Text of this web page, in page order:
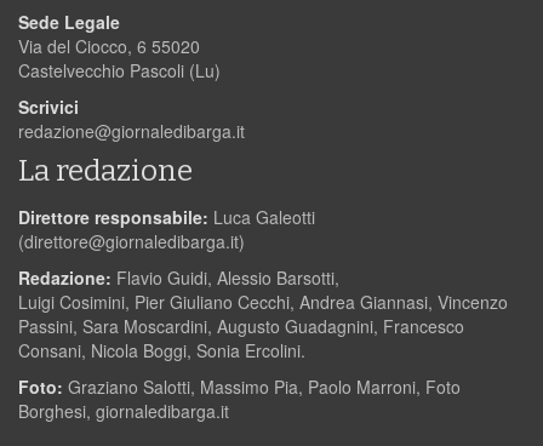
Sede Legale
Via del Ciocco, 6 55020
Castelvecchio Pascoli (Lu)
Scrivici
redazione@giornaledibarga.it
La redazione
Direttore responsabile: Luca Galeotti
(direttore@giornaledibarga.it)
Redazione: Flavio Guidi, Alessio Barsotti,
Luigi Cosimini, Pier Giuliano Cecchi, Andrea Giannasi, Vincenzo
Passini, Sara Moscardini, Augusto Guadagnini, Francesco
Consani, Nicola Boggi, Sonia Ercolini.
Foto: Graziano Salotti, Massimo Pia, Paolo Marroni, Foto
Borghesi, giornaledibarga.it